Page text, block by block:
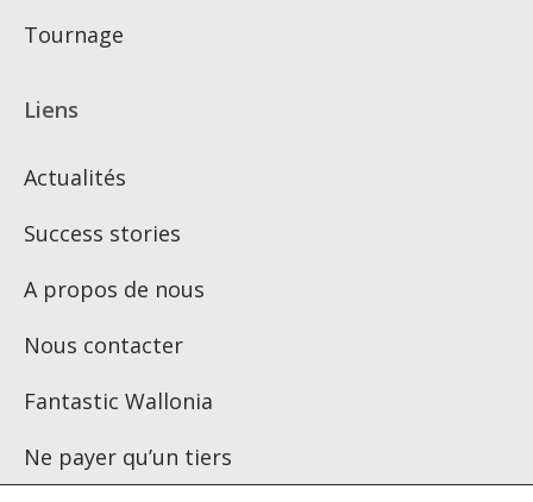
Tournage
Liens
Actualités
Success stories
A propos de nous
Nous contacter
Fantastic Wallonia
Ne payer qu’un tiers